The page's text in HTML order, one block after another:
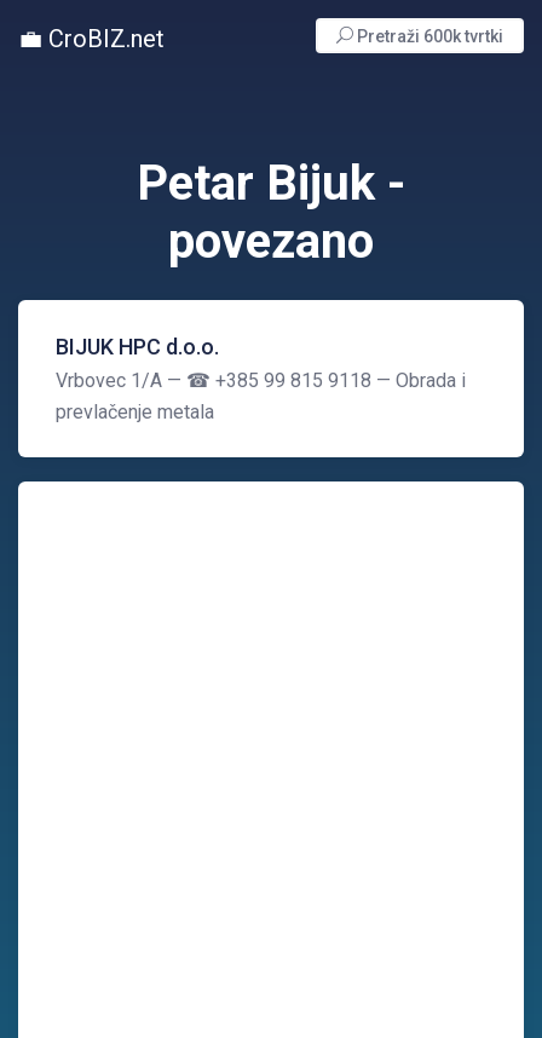
💼 CroBIZ.net Pretraži 600k tvrtki
Petar Bijuk -
povezano
BIJUK HPC d.o.o.
Vrbovec 1/A — ☎ +385 99 815 9118 — Obrada i
prevlačenje metala